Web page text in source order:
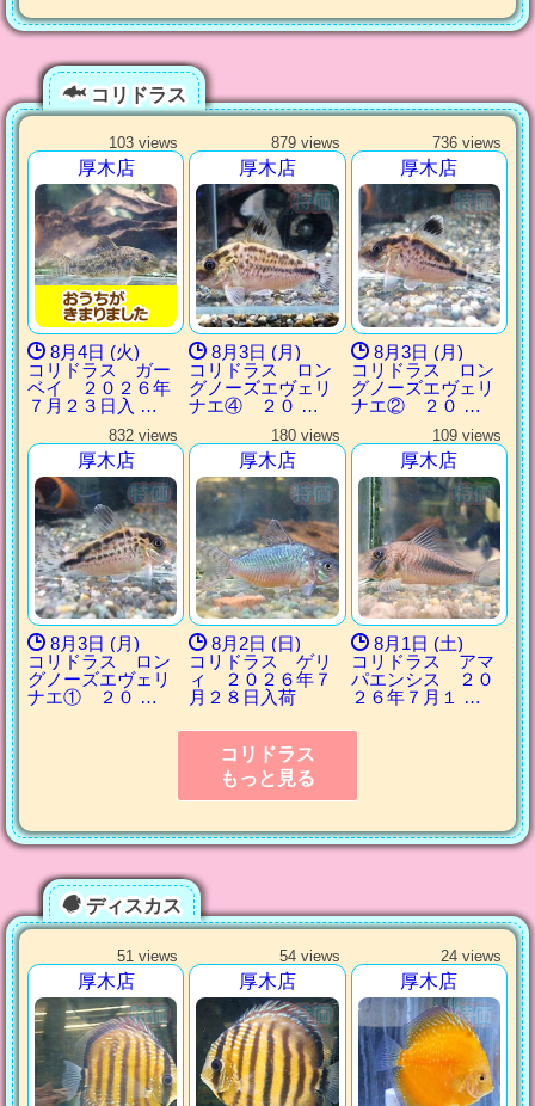
コリドラス
103 views
厚木店
8月4日 (火)
コリドラス ガー
ベイ ２０２６年
７月２３日入 …
879 views
厚木店
8月3日 (月)
コリドラス ロン
グノーズエヴェリ
ナエ④ ２０ …
736 views
厚木店
8月3日 (月)
コリドラス ロン
グノーズエヴェリ
ナエ② ２０ …
832 views
厚木店
8月3日 (月)
コリドラス ロン
グノーズエヴェリ
ナエ① ２０ …
180 views
厚木店
8月2日 (日)
コリドラス ゲリ
ィ ２０２６年７
月２８日入荷
109 views
厚木店
8月1日 (土)
コリドラス アマ
パエンシス ２０
２６年７月１ …
コリドラス
もっと見る
ディスカス
51 views
厚木店
54 views
厚木店
24 views
厚木店